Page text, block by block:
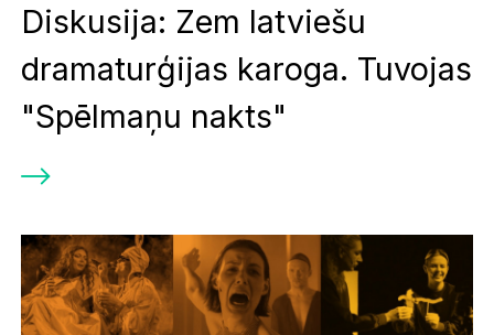
Diskusija: Zem latviešu
dramaturģijas karoga. Tuvojas
"Spēlmaņu nakts"